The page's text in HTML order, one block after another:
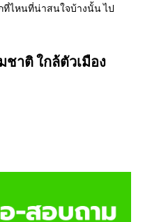
ที่ไหนที่น่าสนใจบ้างนั้น ไป
ชาติ ใกล้ตัวเมือง